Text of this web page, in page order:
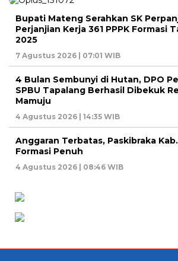
Bupati Mateng Serahkan SK
Perjanjian Kerja 361 PPPK Formasi
2025
7 Agustus 2026 | 07:01 WIB
4 Bulan Sembunyi di Hutan, DPO
SPBU Tapalang Berhasil Dibekuk
Mamuju
4 Agustus 2026 | 14:35 WIB
Anggaran Terbatas, Paskibraka
Formasi Penuh
4 Agustus 2026 | 08:46 WIB